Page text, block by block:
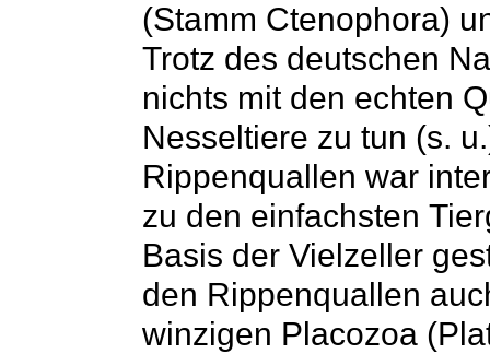
(Stamm Ctenophora)
Trotz des deutschen
nichts mit den echten
Nesseltiere zu tun (s.
Rippenquallen war
zu den einfachsten
Basis der Vielzeller
den Rippenquallen